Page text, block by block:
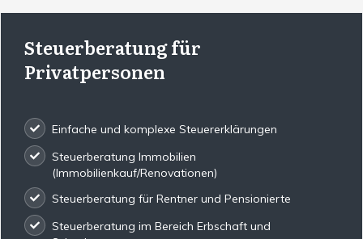
Steuerberatung für
Privatpersonen
Einfache und komplexe Steuererklärungen
Steuerberatung Immobilien
(Immobilienkauf/Renovationen)
Steuerberatung für Rentner und Pensionierte
Steuerberatung im Bereich Erbschaft und